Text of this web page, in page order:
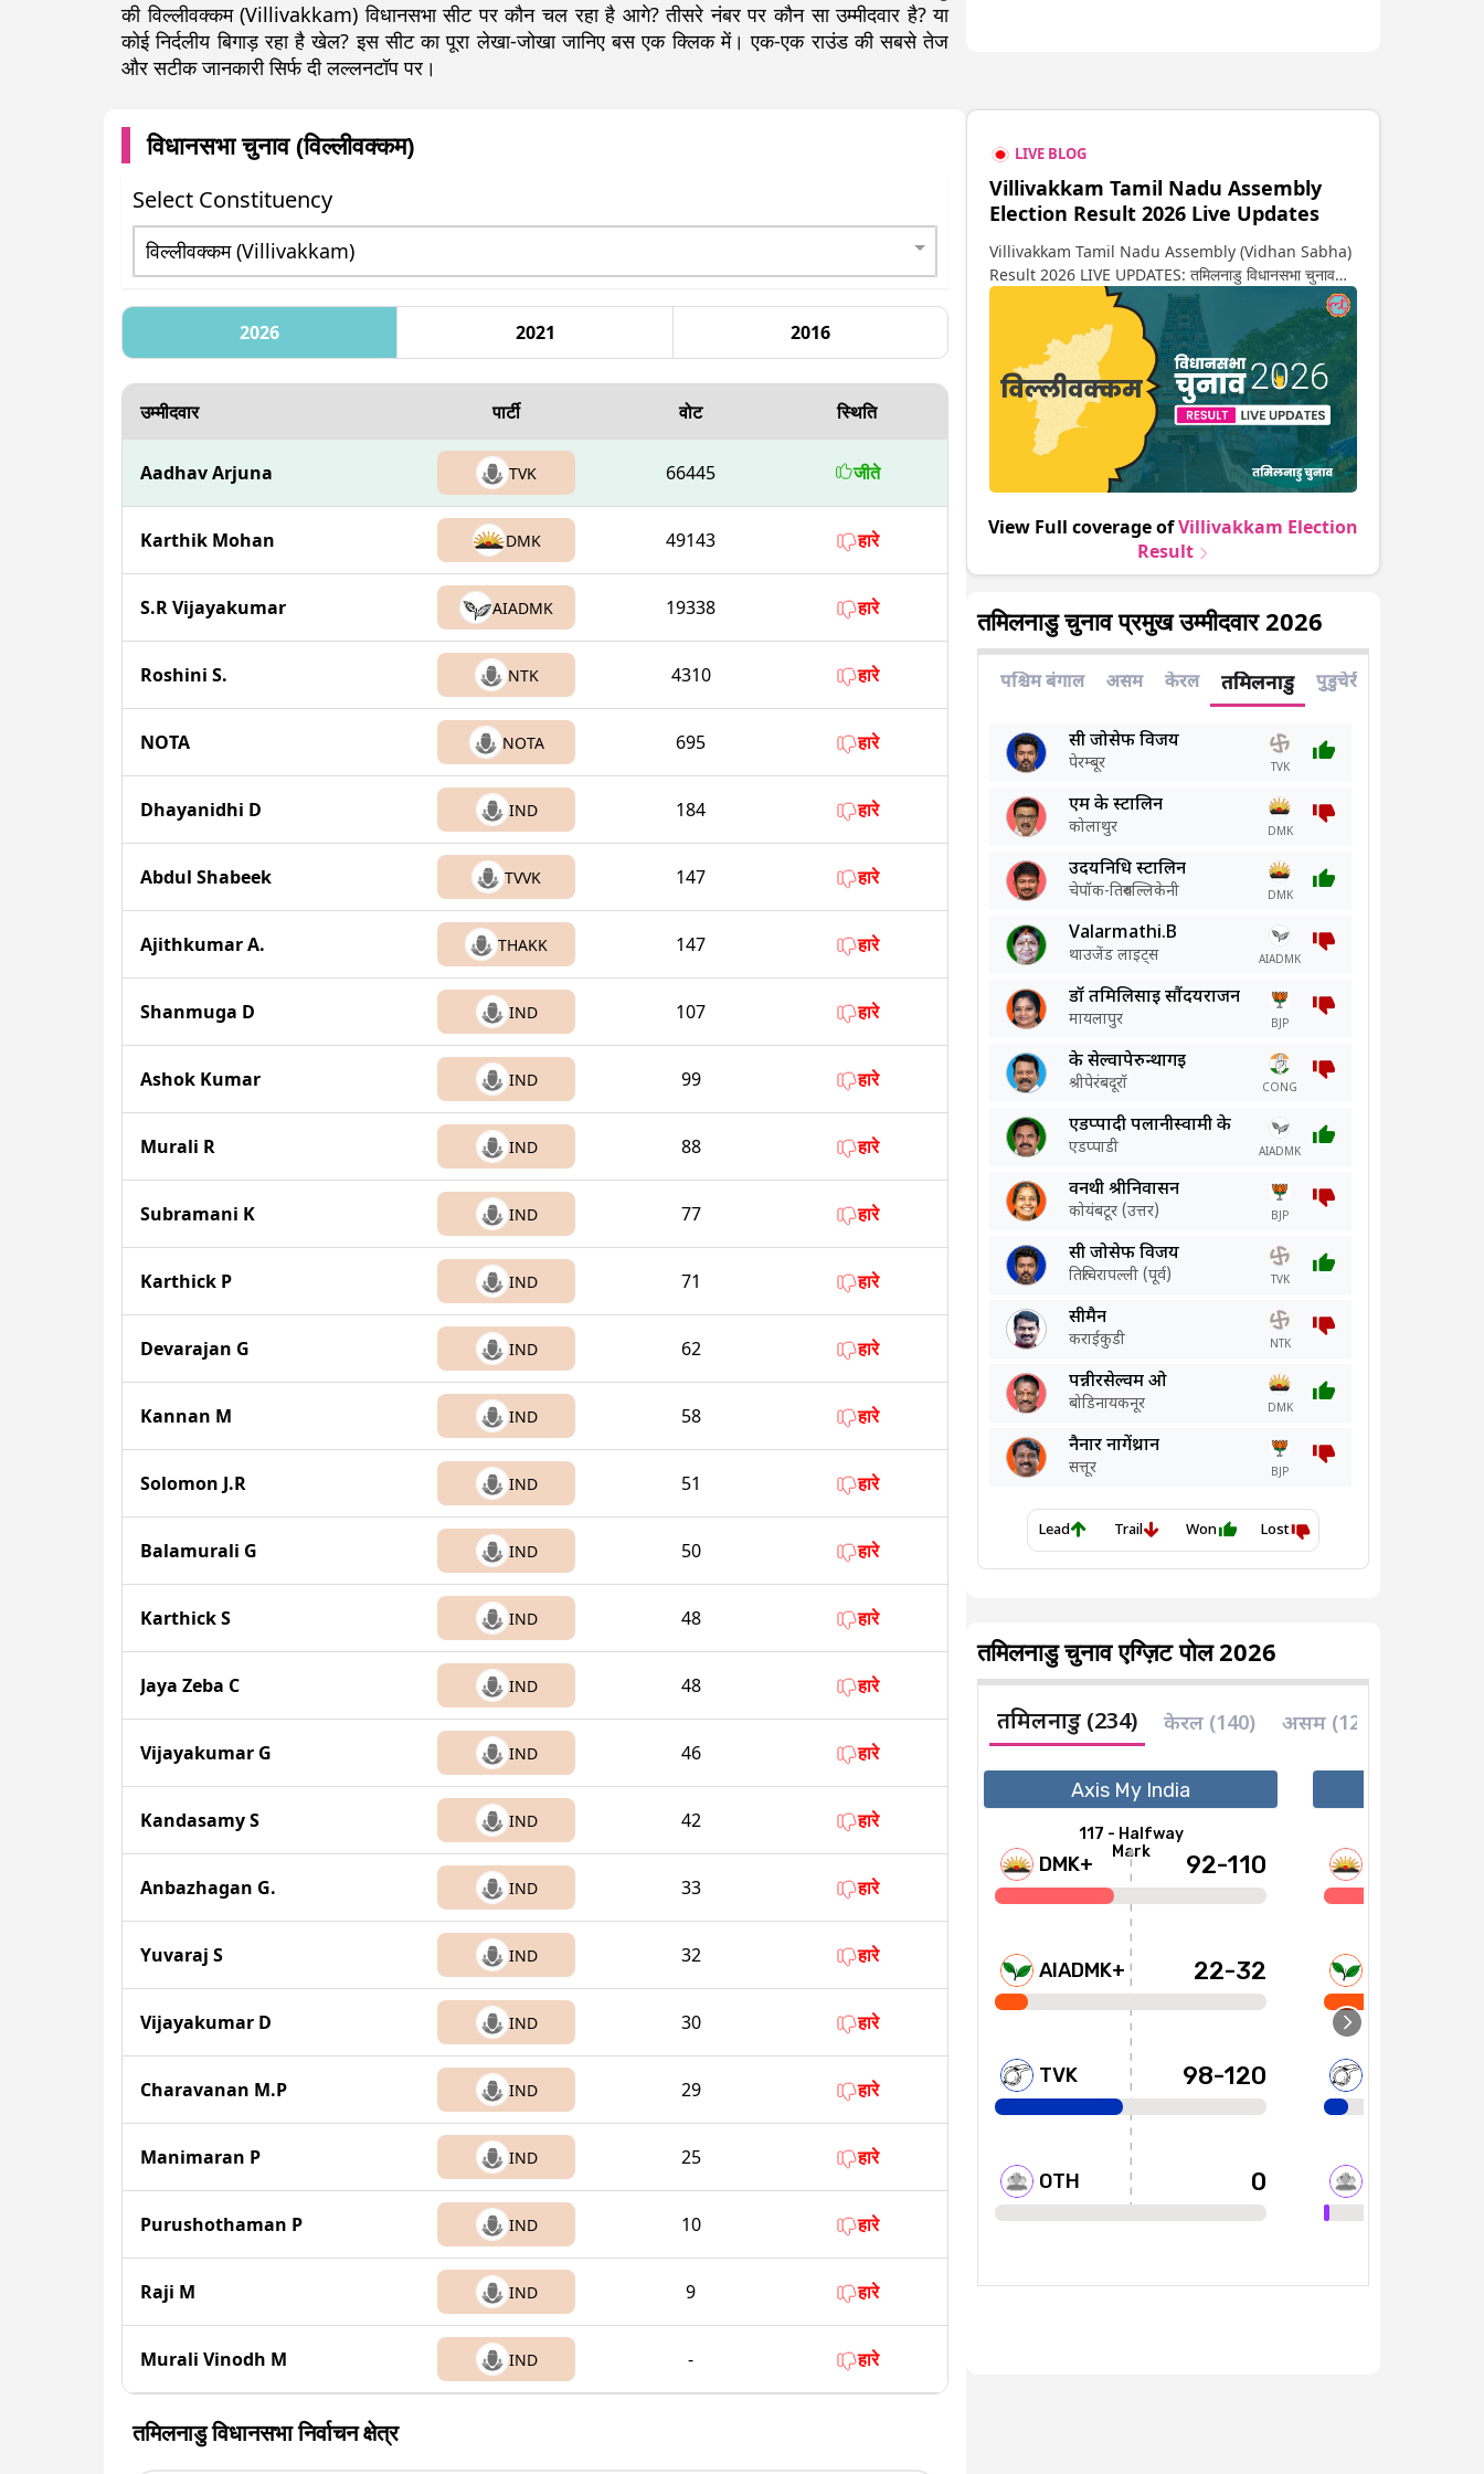
की विल्लीवक्कम (Villivakkam) विधानसभा सीट पर कौन चल रहा है आगे? तीसरे नंबर पर कौन सा उम्मीदवार है? या
कोई निर्दलीय बिगाड़ रहा है खेल? इस सीट का पूरा लेखा-जोखा जानिए बस एक क्लिक में। एक-एक राउंड की सबसे तेज
और सटीक जानकारी सिर्फ दी लल्लनटॉप पर।
विधानसभा चुनाव (विल्लीवक्कम)
Select Constituency
2026 2021 2016
उम्मीदवार पार्टी वोट स्थिति
Aadhav Arjuna TVK 66445 जीते
Karthik Mohan DMK 49143 हारे
S.R Vijayakumar AIADMK 19338 हारे
Roshini S. NTK 4310 हारे
NOTA NOTA 695 हारे
Dhayanidhi D IND 184 हारे
Abdul Shabeek TVVK 147 हारे
Ajithkumar A. THAKK 147 हारे
Shanmuga D IND 107 हारे
Ashok Kumar IND 99 हारे
Murali R IND 88 हारे
Subramani K IND 77 हारे
Karthick P IND 71 हारे
Devarajan G IND 62 हारे
Kannan M IND 58 हारे
Solomon J.R IND 51 हारे
Balamurali G IND 50 हारे
Karthick S IND 48 हारे
Jaya Zeba C IND 48 हारे
Vijayakumar G IND 46 हारे
Kandasamy S IND 42 हारे
Anbazhagan G. IND 33 हारे
Yuvaraj S IND 32 हारे
Vijayakumar D IND 30 हारे
Charavanan M.P IND 29 हारे
Manimaran P IND 25 हारे
Purushothaman P IND 10 हारे
Raji M IND 9 हारे
Murali Vinodh M IND - हारे
तमिलनाडु विधानसभा निर्वाचन क्षेत्र
LIVE BLOG
Villivakkam Tamil Nadu Assembly
Election Result 2026 Live Updates
Villivakkam Tamil Nadu Assembly (Vidhan Sabha)
Result 2026 LIVE UPDATES: तमिलनाडु विधानसभा चुनाव
2026 की गिनती अगले कुछ ही देर में शुरू होने वाली है. यहां देखें
विल्लीवक्कम सीट पर कौन आगे-कौन पीछे से लेकर किस तरफ जा रहें
है रुझान. साथ ही पाइए इस सीट पर हो रही हर एक हलचल की
अपडेट वो भी रियल टाइम में
View Full coverage ofVillivakkam Election
Result
तमिलनाडु चुनाव प्रमुख उम्मीदवार 2026
तमिलनाडु चुनाव एग्ज़िट पोल 2026